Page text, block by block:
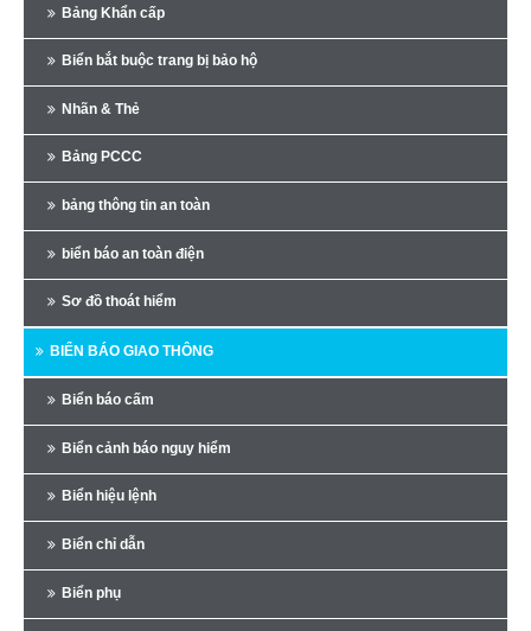
Bảng Khẩn cấp
Biển bắt buộc trang bị bảo hộ
Nhãn & Thẻ
Bảng PCCC
bảng thông tin an toàn
biển báo an toàn điện
Sơ đồ thoát hiểm
BIỂN BÁO GIAO THÔNG
Biển báo cấm
Biển cảnh báo nguy hiểm
Biển hiệu lệnh
Biển chỉ dẫn
Biển phụ